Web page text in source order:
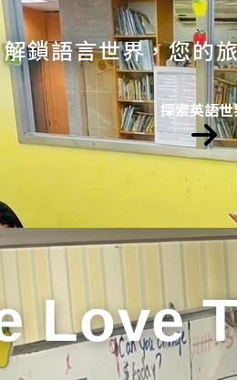
解鎖語言世界，您的
探索英語
Love